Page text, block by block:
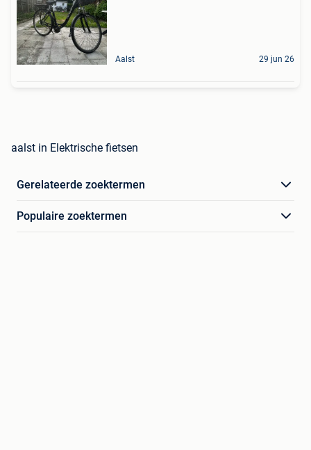
Aalst 29 jun 26
aalst in Elektrische fietsen
Gerelateerde zoektermen
Populaire zoektermen